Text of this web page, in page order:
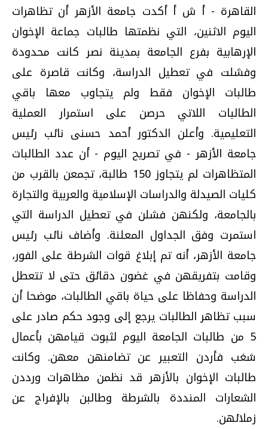
القاهرة - أ ش أ أكدت جامعة الأزهر أن تظاهرات
اليوم الاثنين، التي نظمتها طالبات جماعة الإخوان
الإرهابية بفرع الجامعة بمدينة نصر كانت محدودة
وفشلت في تعطيل الدراسة، وكانت قاصرة على
طالبات الإخوان فقط ولم يتجاوب معها باقي
الطالبات اللاتي حرصن على استمرار العملية
التعليمية. وأعلن الدكتور أحمد حسنى نائب رئيس
جامعة الأزهر - في تصريح اليوم - أن عدد الطالبات
المتظاهرات لم يتجاوز 150 طالبة، تجمعن بالقرب من
كليات الصيدلة والدراسات الإسلامية والعربية والتجارة
بالجامعة، ولكنهن فشلن في تعطيل الدراسة التي
استمرت وفق الجداول المعلنة. وأضاف نائب رئيس
جامعة الأزهر، أنه تم إبلاغ قوات الشرطة على الفور،
وقامت بتفريقهن في غضون دقائق حتى لا تتعطل
الدراسة وحفاظا على حياة باقي الطالبات، موضحا أن
سبب تظاهر الطالبات يرجع إلى وجود حكم صادر على
5 من طالبات الجامعة اليوم لثبوت قيامهن بأعمال
شغب فأردن التعبير عن تضامنهن معهن. وكانت
طالبات الإخوان بالأزهر قد نظمن مظاهرات ورددن
الشعارات المنددة بالشرطة وطالبن بالإفراج عن
زملائهن.